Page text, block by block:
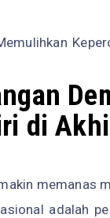
di
memanas
adalah